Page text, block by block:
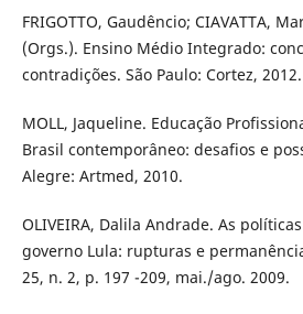
FRIGOTTO, Gaudêncio; CIAVATTA,
(Orgs.). Ensino Médio Integrado:
contradições. São Paulo: Cortez, 2012.
MOLL, Jaqueline. Educação
Brasil contemporâneo: desafios e
Alegre: Artmed, 2010.
OLIVEIRA, Dalila Andrade. As
governo Lula: rupturas e
25, n. 2, p. 197 -209, mai./ago. 2009.